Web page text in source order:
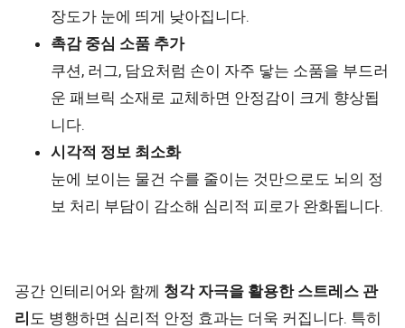
장도가 눈에 띄게 낮아집니다.
촉감 중심 소품 추가
쿠션, 러그, 담요처럼 손이 자주 닿는 소품을 부드러
운 패브릭 소재로 교체하면 안정감이 크게 향상됩
니다.
시각적 정보 최소화
눈에 보이는 물건 수를 줄이는 것만으로도 뇌의 정
보 처리 부담이 감소해 심리적 피로가 완화됩니다.
공간 인테리어와 함께 청각 자극을 활용한 스트레스 관
리 도 병행하면 심리적 안정 효과는 더욱 커집니다. 특히